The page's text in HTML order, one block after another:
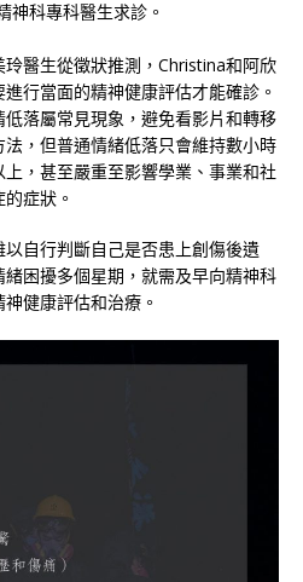
神科專科醫生求診。
醫生從徵狀推測，Christina和阿欣
行當面的精神健康評估才能確診。
落屬常見現象，避免看影片和轉移
，但普通情緒低落只會維持數小時
，甚至嚴重至影響學業、事業和社
症狀。
自行判斷自己是否患上創傷後遺
困擾多個星期，就需及早向精神科
健康評估和治療。